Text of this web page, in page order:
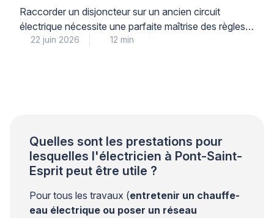
toute sécurité
Raccorder un disjoncteur sur un ancien circuit
électrique nécessite une parfaite maîtrise des règles
de sécurité et de la norme NFC 15-100, car la
22 juin 2026 12 min
Quelles sont les prestations pour
lesquelles l'électricien à Pont-Saint-
Esprit peut être utile ?
Pour tous les travaux (entretenir un chauffe-
eau électrique ou poser un réseau